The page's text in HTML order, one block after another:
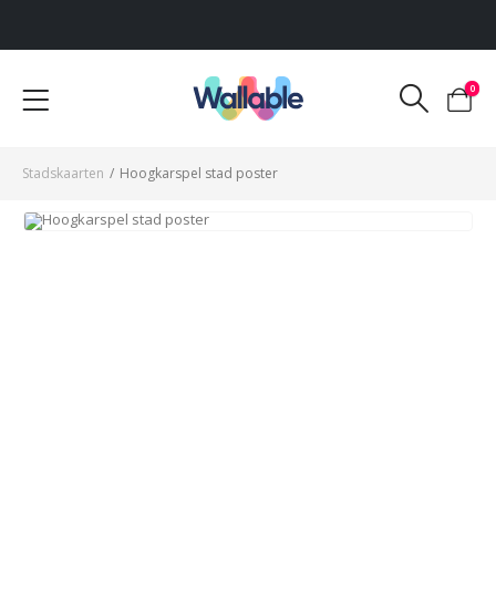
Voor 12:00 uur besteld, dezelfde werkdag verzonden
0
Stadskaarten / Hoogkarspel stad poster